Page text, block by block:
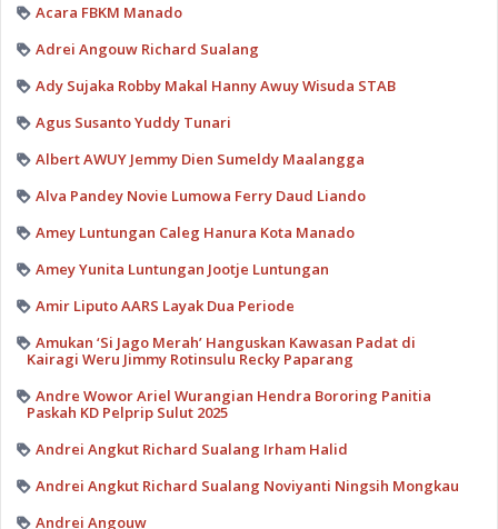
Acara FBKM Manado
Adrei Angouw Richard Sualang
Ady Sujaka Robby Makal Hanny Awuy Wisuda STAB
Agus Susanto Yuddy Tunari
Albert AWUY Jemmy Dien Sumeldy Maalangga
Alva Pandey Novie Lumowa Ferry Daud Liando
Amey Luntungan Caleg Hanura Kota Manado
Amey Yunita Luntungan Jootje Luntungan
Amir Liputo AARS Layak Dua Periode
Amukan ‘Si Jago Merah’ Hanguskan Kawasan Padat di
Kairagi Weru Jimmy Rotinsulu Recky Paparang
Andre Wowor Ariel Wurangian Hendra Bororing Panitia
Paskah KD Pelprip Sulut 2025
Andrei Angkut Richard Sualang Irham Halid
Andrei Angkut Richard Sualang Noviyanti Ningsih Mongkau
Andrei Angouw